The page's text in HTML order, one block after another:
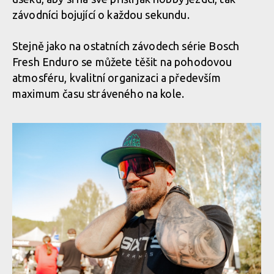
závodníci bojující o každou sekundu.
Stejně jako na ostatních závodech série Bosch
Fresh Enduro se můžete těšit na pohodovou
atmosféru, kvalitní organizaci a především
maximum času stráveného na kole.